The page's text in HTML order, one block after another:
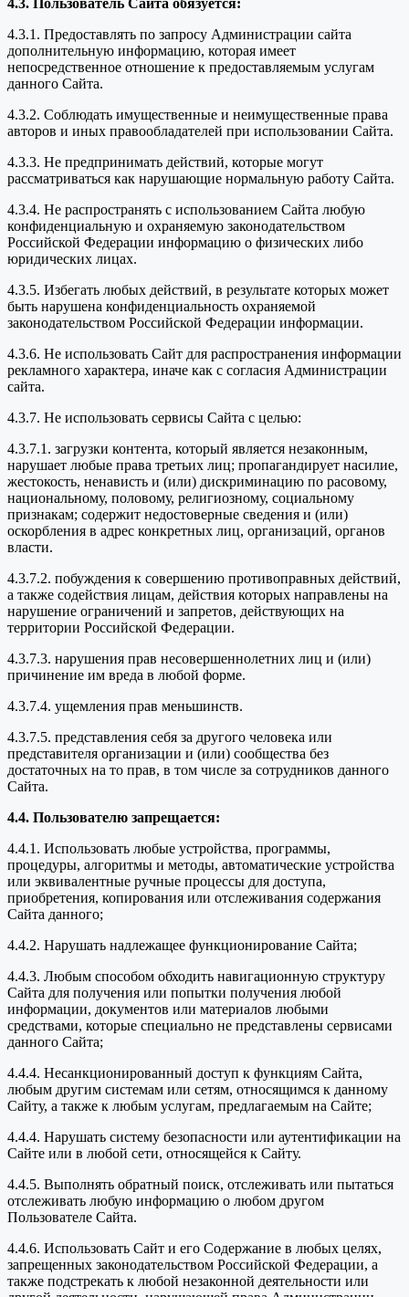
4.3. Пользователь Сайта обязуется:
4.3.1. Предоставлять по запросу Администрации сайта
дополнительную информацию, которая имеет
непосредственное отношение к предоставляемым услугам
данного Сайта.
4.3.2. Соблюдать имущественные и неимущественные права
авторов и иных правообладателей при использовании Сайта.
4.3.3. Не предпринимать действий, которые могут
рассматриваться как нарушающие нормальную работу Сайта.
4.3.4. Не распространять с использованием Сайта любую
конфиденциальную и охраняемую законодательством
Российской Федерации информацию о физических либо
юридических лицах.
4.3.5. Избегать любых действий, в результате которых может
быть нарушена конфиденциальность охраняемой
законодательством Российской Федерации информации.
4.3.6. Не использовать Сайт для распространения информации
рекламного характера, иначе как с согласия Администрации
сайта.
4.3.7. Не использовать сервисы Сайта с целью:
4.3.7.1. загрузки контента, который является незаконным,
нарушает любые права третьих лиц; пропагандирует насилие,
жестокость, ненависть и (или) дискриминацию по расовому,
национальному, половому, религиозному, социальному
признакам; содержит недостоверные сведения и (или)
оскорбления в адрес конкретных лиц, организаций, органов
власти.
4.3.7.2. побуждения к совершению противоправных действий,
а также содействия лицам, действия которых направлены на
нарушение ограничений и запретов, действующих на
территории Российской Федерации.
4.3.7.3. нарушения прав несовершеннолетних лиц и (или)
причинение им вреда в любой форме.
4.3.7.4. ущемления прав меньшинств.
4.3.7.5. представления себя за другого человека или
представителя организации и (или) сообщества без
достаточных на то прав, в том числе за сотрудников данного
Сайта.
4.4. Пользователю запрещается:
4.4.1. Использовать любые устройства, программы,
процедуры, алгоритмы и методы, автоматические устройства
или эквивалентные ручные процессы для доступа,
приобретения, копирования или отслеживания содержания
Сайта данного;
4.4.2. Нарушать надлежащее функционирование Сайта;
4.4.3. Любым способом обходить навигационную структуру
Сайта для получения или попытки получения любой
информации, документов или материалов любыми
средствами, которые специально не представлены сервисами
данного Сайта;
4.4.4. Несанкционированный доступ к функциям Сайта,
любым другим системам или сетям, относящимся к данному
Сайту, а также к любым услугам, предлагаемым на Сайте;
4.4.4. Нарушать систему безопасности или аутентификации на
Сайте или в любой сети, относящейся к Сайту.
4.4.5. Выполнять обратный поиск, отслеживать или пытаться
отслеживать любую информацию о любом другом
Пользователе Сайта.
4.4.6. Использовать Сайт и его Содержание в любых целях,
запрещенных законодательством Российской Федерации, а
также подстрекать к любой незаконной деятельности или